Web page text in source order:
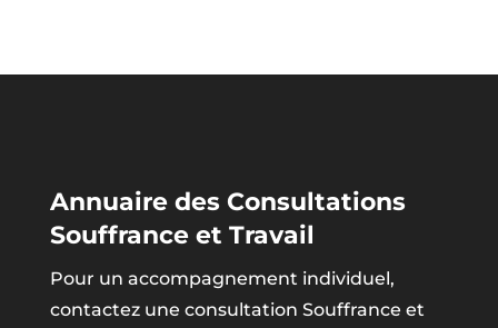
Annuaire des Consultations
Souffrance et Travail
Pour un accompagnement individuel,
contactez une consultation Souffrance et